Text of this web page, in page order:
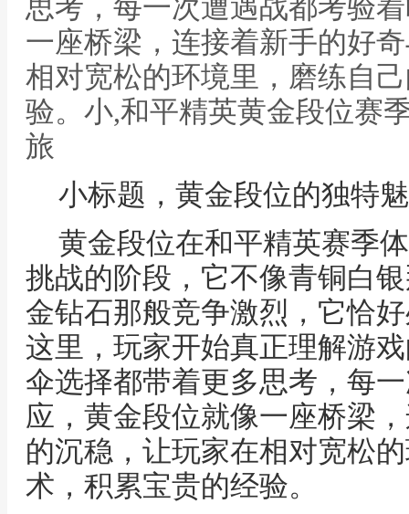
思考，每一次遭遇战都考验
一座桥梁，连接着新手的好
相对宽松的环境里，磨练自
验。小,和平精英黄金段位赛
旅
小标题，黄金段位的独特
黄金段位在和平精英赛季
挑战的阶段，它不像青铜白
金钻石那般竞争激烈，它恰
这里，玩家开始真正理解游
伞选择都带着更多思考，每
应，黄金段位就像一座桥梁
的沉稳，让玩家在相对宽松
术，积累宝贵的经验。